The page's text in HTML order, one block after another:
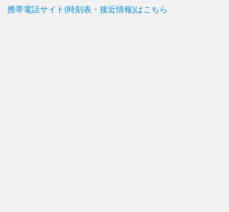
携帯電話サイト(時刻表・接近情報)はこちら